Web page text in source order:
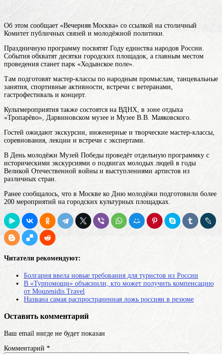
Об этом сообщает «Вечерняя Москва» со ссылкой на столичный
Комитет публичных связей и молодёжной политики.
Праздничную программу посвятят Году единства народов России.
События обхватят десятки городских площадок, а главным местом
проведения станет парк «Ходынское поле».
Там подготовят мастер-классы по народным промыслам, танцевальные
занятия, спортивные активности, встречи с ветеранами,
гастрофестиваль и концерт.
Культмероприятия также состоятся на ВДНХ, в зоне отдыха
«Тропарёво», Дарвиновском музее и Музее В.В. Маяковского.
Гостей ожидают экскурсии, инженерные и творческие мастер-классы,
соревнования, лекции и встречи с экспертами.
В День молодёжи Музей Победы проведёт отдельную программку с
историческими экскурсиями о подвигах молодых людей в годы
Великой Отечественной войны и выступлениями артистов из
различных стран.
Ранее сообщалось, что в Москве ко Дню молодёжи подготовили более
200 мероприятий на городских культурных площадках.
Читатели рекомендуют:
Болгария ввела новые требования для туристов из России
В «Турпомощи» объяснили, кто может получить компенсацию
от Mouzenidis Travel
Названа самая распространенная ложь россиян в резюме
Оставить комментарий
Ваш email нигде не будет показан
Комментарий *